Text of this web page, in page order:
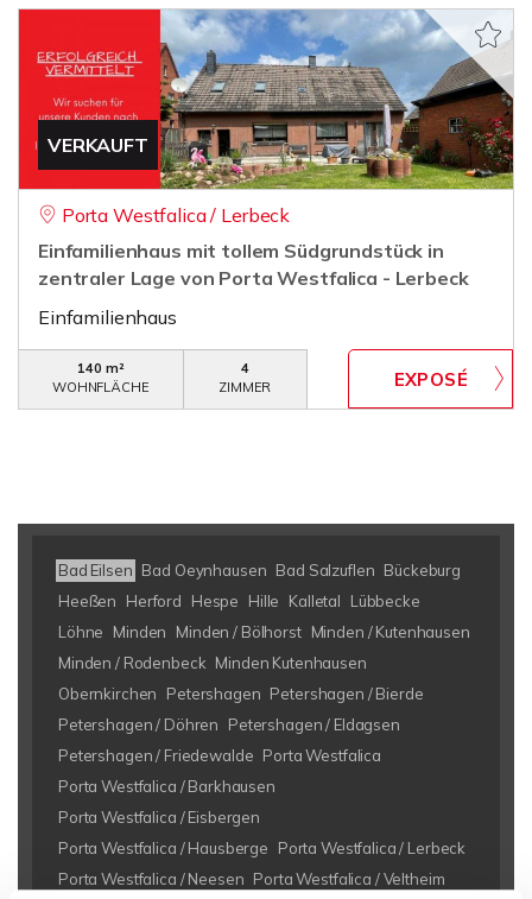
VERKAUFT
Porta Westfalica / Lerbeck
Einfamilienhaus mit tollem Südgrundstück in
zentraler Lage von Porta Westfalica - Lerbeck
Einfamilienhaus
140 m²
WOHNFLÄCHE
4
ZIMMER
Bad Eilsen Bad Oeynhausen Bad Salzuflen Bückeburg
Heeßen
Herford Hespe Hille Kalletal
Lübbecke
Löhne
Minden Minden / Bölhorst Minden / Kutenhausen
Minden / Rodenbeck Minden Kutenhausen
Obernkirchen
Petershagen Petershagen / Bierde
Petershagen / Döhren
Petershagen / Eldagsen
Petershagen / Friedewalde Porta Westfalica
Porta Westfalica / Barkhausen
Porta Westfalica / Eisbergen
Porta Westfalica / Hausberge
Porta Westfalica / Lerbeck
Porta Westfalica / Neesen Porta Westfalica / Veltheim